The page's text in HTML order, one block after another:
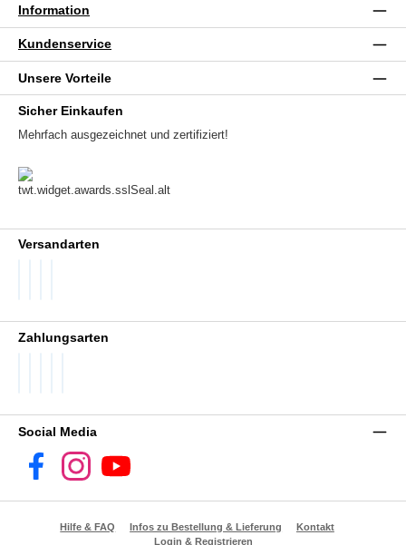
Information
Kundenservice
Unsere Vorteile
Sicher Einkaufen
Mehrfach ausgezeichnet und zertifiziert!
Versandarten
Zahlungsarten
Social Media
FacebookInstagramYouTube
Hilfe & FAQ Infos zu Bestellung & Lieferung
Kontakt
Login & Registrieren